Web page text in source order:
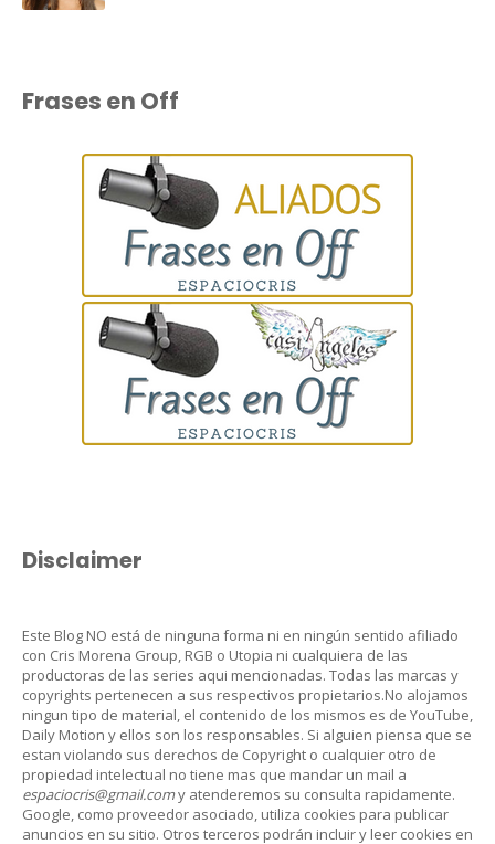
Frases en Off
Disclaimer
Este Blog NO está de ninguna forma ni en ningún sentido afiliado
con Cris Morena Group, RGB o Utopia ni cualquiera de las
productoras de las series aqui mencionadas. Todas las marcas y
copyrights pertenecen a sus respectivos propietarios.No alojamos
ningun tipo de material, el contenido de los mismos es de YouTube,
Daily Motion y ellos son los responsables. Si alguien piensa que se
estan violando sus derechos de Copyright o cualquier otro de
propiedad intelectual no tiene mas que mandar un mail a
espaciocris@gmail.comy atenderemos su consulta rapidamente.
Google, como proveedor asociado, utiliza cookies para publicar
anuncios en su sitio. Otros terceros podrán incluir y leer cookies en